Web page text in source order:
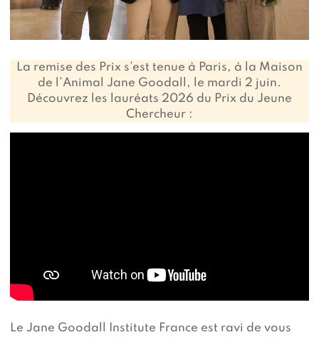
La remise des Prix s’est tenue à Paris, à la Maison
de l’Animal Jane Goodall, le mardi 2 juin.
Découvrez les lauréats 2026 du Prix du Jeune
Chercheur :
Le Jane Goodall Institute France est ravi de vous